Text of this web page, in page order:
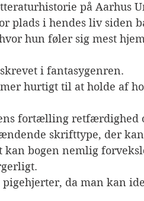
på Aarhus
plads i hendes liv siden
hun føler sig mest
i fantasygenren.
hurtigt til at holde af
fortælling retfærdighed
skrifttype, der
bogen nemlig
da man kan